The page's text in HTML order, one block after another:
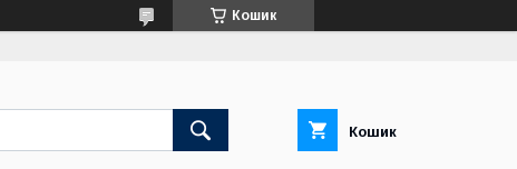
Кошик
Кошик